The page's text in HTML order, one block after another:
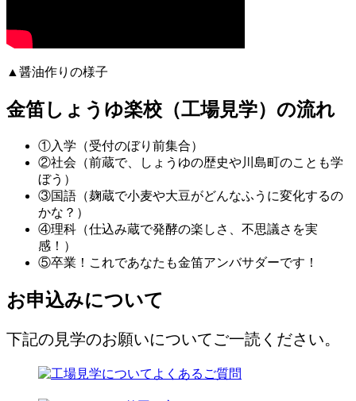
▲醤油作りの様子
金笛しょうゆ楽校（工場見学）の流れ
①入学 （受付のぼり前集合）
②社会 （前蔵で、しょうゆの歴史や川島町のことも学
ぼう）
③国語 （麹蔵で小麦や大豆がどんなふうに変化するの
かな？）
④理科 （仕込み蔵で発酵の楽しさ、不思議さを実
感！）
⑤卒業！ これであなたも金笛アンバサダーです！
お申込みについて
下記の見学のお願いについてご一読ください。